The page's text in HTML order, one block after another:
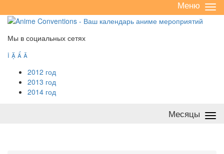
/
Меню
Мы в социальных сетях
   
2012 год
2013 год
2014 год
Месяцы